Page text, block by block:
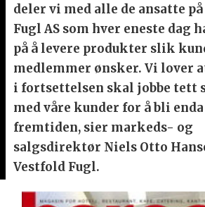
deler vi med alle de ansatte
Fugl AS som hver eneste dag
på å levere produkter slik
medlemmer ønsker. Vi lover
i fortsettelsen skal jobbe tett
med våre kunder for å bli
fremtiden, sier markeds- og
salgsdirektør Niels Otto
Vestfold Fugl.